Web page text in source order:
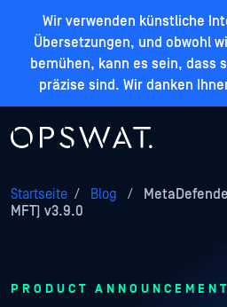
Wir verwenden künstliche
Übersetzungen, und obwohl
bemühen, kann es sein, dass
präzise sind. Wir danken
Startseite / Blog /
MFT) v3.9.0
PRODUCT